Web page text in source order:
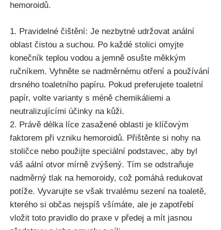
hemoroidů.
1. Pravidelné čištění: Je⁣ nezbytné udržovat anální
oblast čistou a suchou. Po každé stolici omyjte
konečník teplou⁢ vodou a jemně ​osušte měkkým‌
ručníkem. Vyhněte se nadměrnému otření a používání
drsného toaletního⁢ papíru.​ Pokud preferujete toaletní
papír, volte ‍varianty s méně chemikáliemi a
neutralizujícími účinky ‍na kůži.
2. Právě‌ délka ⁢líce zasažené oblasti ⁤je​ klíčovým
faktorem při‍ vzniku hemoroidů. Přištěnte si nohy na
stoličce nebo⁤ použijte speciální podstavec, aby byl
váš aální otvor mírně zvýšený. Tím se‍ odstraňuje
nadměrný tlak ‌na hemoroidy, což pomáhá redukovat
potíže. Vyvarujte se však trvalému ​sezení na toaletě,
kterého si ‍občas nejspíš⁣ všímáte, ale ⁣je zapotřebí
‌vložit toto ⁢pravidlo ‌do praxe v předej a mít jasnou